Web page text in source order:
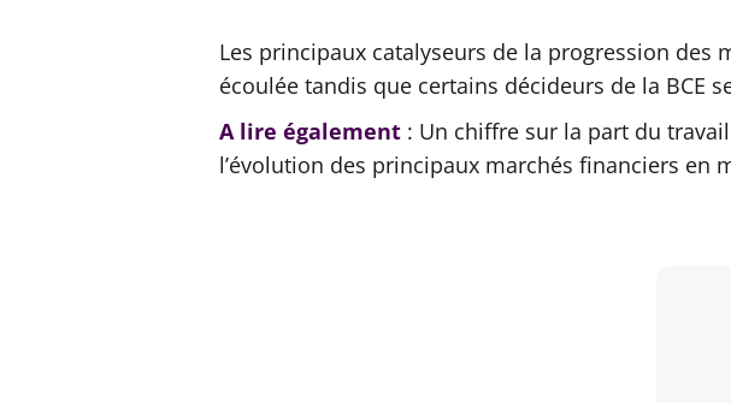
Les principaux catalyseurs de la progression des
écoulée tandis que certains décideurs de la BCE
A lire également : Un chiffre sur la part du
l’évolution des principaux marchés financiers en